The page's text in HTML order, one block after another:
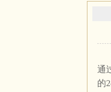
通
的